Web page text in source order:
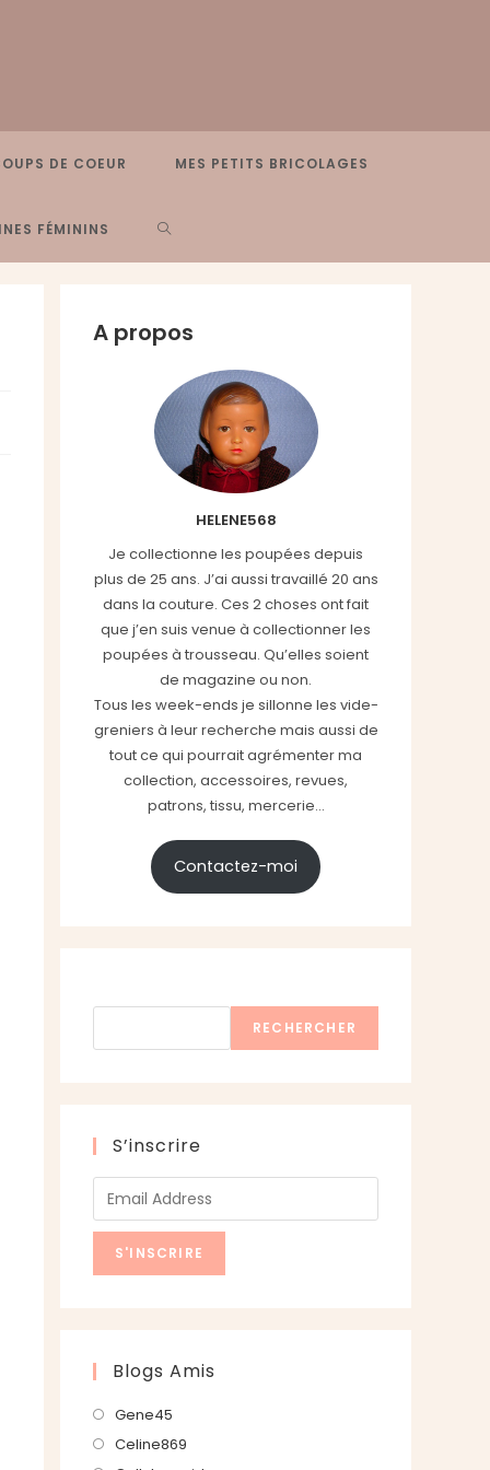
DE COEUR MES PETITS BRICOLAGES
FÉMININS TOGGLE
A propos
HELENE568
Je collectionne les poupées depuis
plus de 25 ans. J’ai aussi travaillé 20 ans
dans la couture. Ces 2 choses ont fait
que j’en suis venue à collectionner les
poupées à trousseau. Qu’elles soient
de magazine ou non.
Tous les week-ends je sillonne les vide-
greniers à leur recherche mais aussi de
tout ce qui pourrait agrémenter ma
collection, accessoires, revues,
patrons, tissu, mercerie...
Contactez-moi
RECHERCHER
S’inscrire
Blogs Amis
Gene45
dans
Celine869